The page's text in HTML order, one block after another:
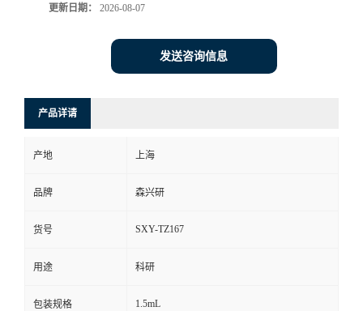
更新日期： 2026-08-07
发送咨询信息
产品详请
产地 上海
品牌 森兴研
货号 SXY-TZ167
用途 科研
包装规格 1.5mL